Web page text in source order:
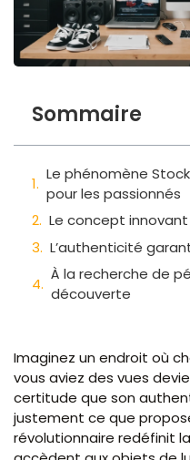
Sommaire
Le phénomène
pour les passionnés
Le concept
L’authenticité
À la recherche de
découverte
Imaginez un endroit où
vous aviez des vues
certitude que son
justement ce que
révolutionnaire redéfinit